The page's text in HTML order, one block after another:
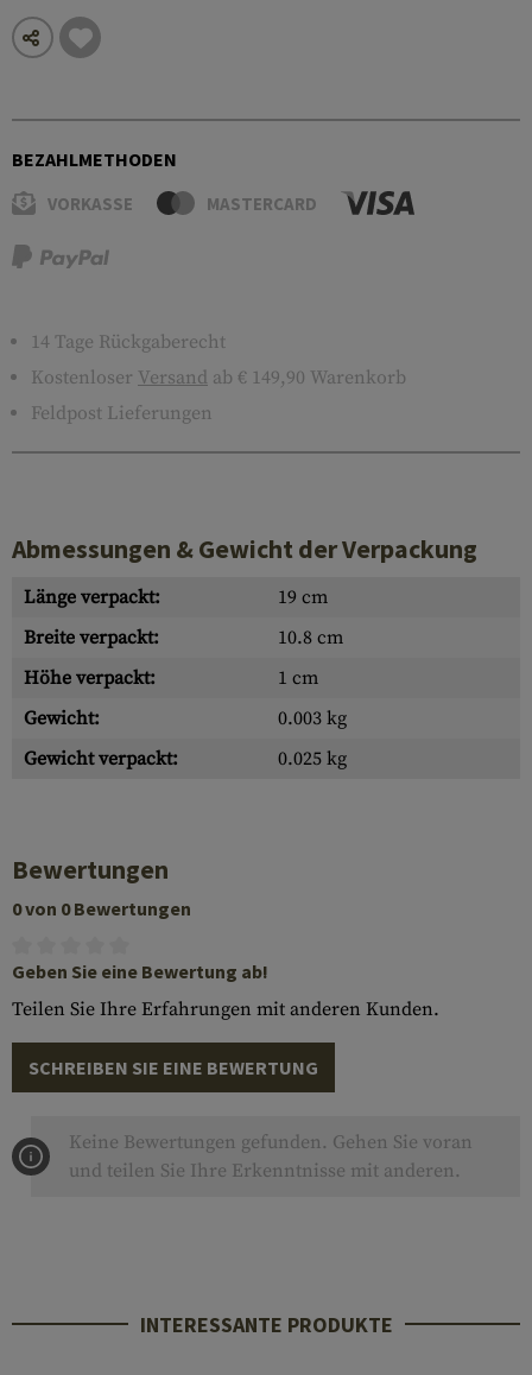
BEZAHLMETHODEN
VORKASSE MASTERCARD
14 Tage Rückgaberecht
Kostenloser Versand ab € 149,90 Warenkorb
Feldpost Lieferungen
Abmessungen & Gewicht der Verpackung
Länge verpackt:
19 cm
Breite verpackt:
10.8 cm
Höhe verpackt:
1 cm
Gewicht:
0.003 kg
Gewicht verpackt:
0.025 kg
Bewertungen
0 von 0 Bewertungen
Geben Sie eine Bewertung ab!
Teilen Sie Ihre Erfahrungen mit anderen Kunden.
SCHREIBEN SIE EINE BEWERTUNG
Keine Bewertungen gefunden. Gehen Sie voran
und teilen Sie Ihre Erkenntnisse mit anderen.
INTERESSANTE PRODUKTE